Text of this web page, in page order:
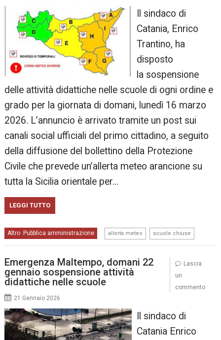
Il sindaco di
Catania, Enrico
Trantino, ha
disposto
la sospensione
delle attività didattiche nelle scuole di ogni ordine e
grado per la giornata di domani, lunedì 16 marzo
2026. L’annuncio è arrivato tramite un post sui
canali social ufficiali del primo cittadino, a seguito
della diffusione del bollettino della Protezione
Civile che prevede un’allerta meteo arancione su
tutta la Sicilia orientale per…
LEGGI TUTTO
Altro, Pubblica amministrazione allerta meteo scuole chiuse
Emergenza Maltempo, domani 22
gennaio sospensione attività
didattiche nelle scuole
21 Gennaio 2026
Il sindaco di
Catania Enrico
Lascia
un
commento